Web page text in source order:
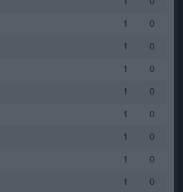
1
0
1
0
1
0
1
0
1
0
1
0
1
0
1 0